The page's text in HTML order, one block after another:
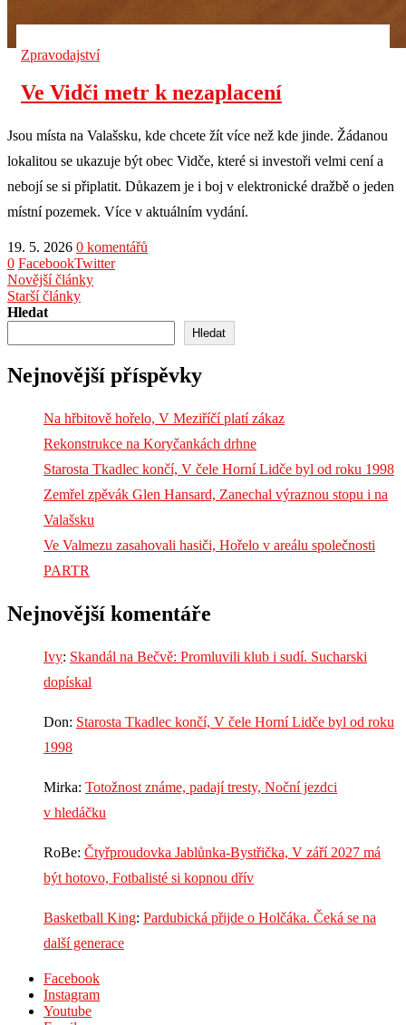
Zpravodajství
Ve Vidči metr k nezaplacení
Jsou místa na Valašsku, kde chcete žít více než kde jinde. Žádanou
lokalitou se ukazuje být obec Vidče, které si investoři velmi cení a
nebojí se si připlatit. Důkazem je i boj v elektronické dražbě o jeden
místní pozemek. Více v aktuálním vydání.
19. 5. 2026 0 komentářů
0 FacebookTwitter
Novější články
Starší články
Hledat
Hledat
Nejnovější příspěvky
Na hřbitově hořelo, V Meziříčí platí zákaz
Rekonstrukce na Koryčankách drhne
Starosta Tkadlec končí, V čele Horní Lidče byl od roku 1998
Zemřel zpěvák Glen Hansard, Zanechal výraznou stopu i na
Valašsku
Ve Valmezu zasahovali hasiči, Hořelo v areálu společnosti
PARTR
Nejnovější komentáře
Ivy: Skandál na Bečvě: Promluvili klub i sudí. Sucharski
dopískal
Don: Starosta Tkadlec končí, V čele Horní Lidče byl od roku
1998
Mirka: Totožnost známe, padají tresty, Noční jezdci
v hledáčku
RoBe: Čtyřproudovka Jablůnka-Bystřička, V září 2027 má
být hotovo, Fotbalisté si kopnou dřív
Basketball King: Pardubická přijde o Holčáka. Čeká se na
další generace
Facebook
Instagram
Youtube